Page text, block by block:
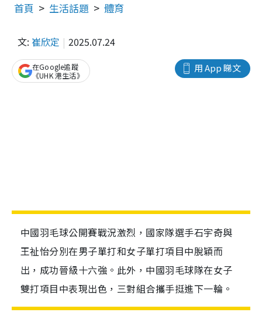
首頁 生活話題 體育
文: 崔欣定 2025.07.24
用 App 睇文
在Google追蹤
《UHK 港生活》
中國羽毛球公開賽戰況激烈，國家隊選手石宇奇與
王祉怡分別在男子單打和女子單打項目中脫穎而
出，成功晉級十六強。此外，中國羽毛球隊在女子
雙打項目中表現出色，三對組合攜手挺進下一輪。